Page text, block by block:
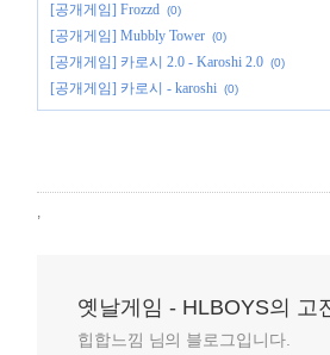
[공개게임] Frozzd (0)
[공개게임] Mubbly Tower (0)
[공개게임] 카로시 2.0 - Karoshi 2.0 (0)
[공개게임] 카로시 - karoshi (0)
,
옛날게임 - HLBOYS의 고
힙합느낌 님의 블로그입니다.